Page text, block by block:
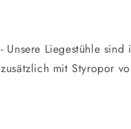
- Unsere Liegestühle
zusätzlich mit Styropor